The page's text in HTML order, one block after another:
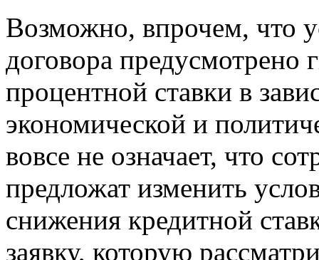
Возможно, впрочем, что
договора предусмотрено
процентной ставки в
экономической и
вовсе не означает, что
предложат изменить
снижения кредитной
заявку, которую